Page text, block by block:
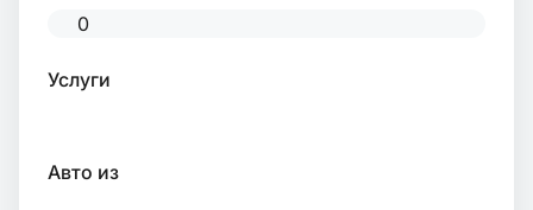
Услуги
Авто из